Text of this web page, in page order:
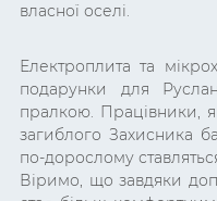
власної оселі.
Електроплита та
подарунки для
пралкою. Працівники,
загиблого Захисника
по-дорослому
Віримо, що завдяки